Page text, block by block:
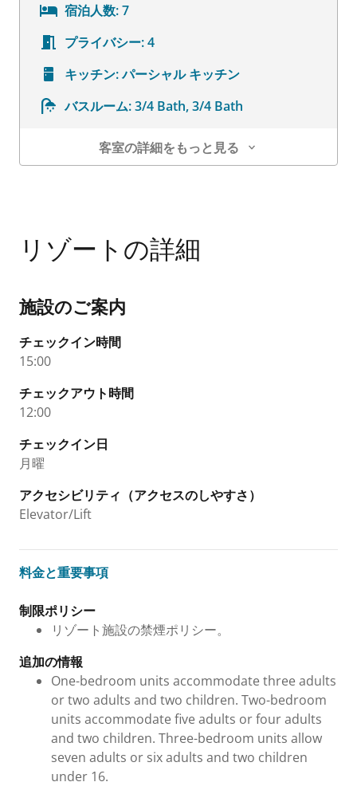
宿泊人数:7
プライバシー:4
キッチン:パーシャル キッチン
バスルーム:3/4 Bath, 3/4 Bath
客室の詳細をもっと見る
リゾートの詳細
施設のご案内
チェックイン時間
15:00
チェックアウト時間
12:00
チェックイン日
月曜
アクセシビリティ（アクセスのしやすさ）
Elevator/Lift
料金と重要事項
料金と重要事項
制限ポリシー
リゾート施設の禁煙ポリシー。
追加の情報
One-bedroom units accommodate three adults
or two adults and two children. Two-bedroom
units accommodate five adults or four adults
and two children. Three-bedroom units allow
seven adults or six adults and two children
under 16.